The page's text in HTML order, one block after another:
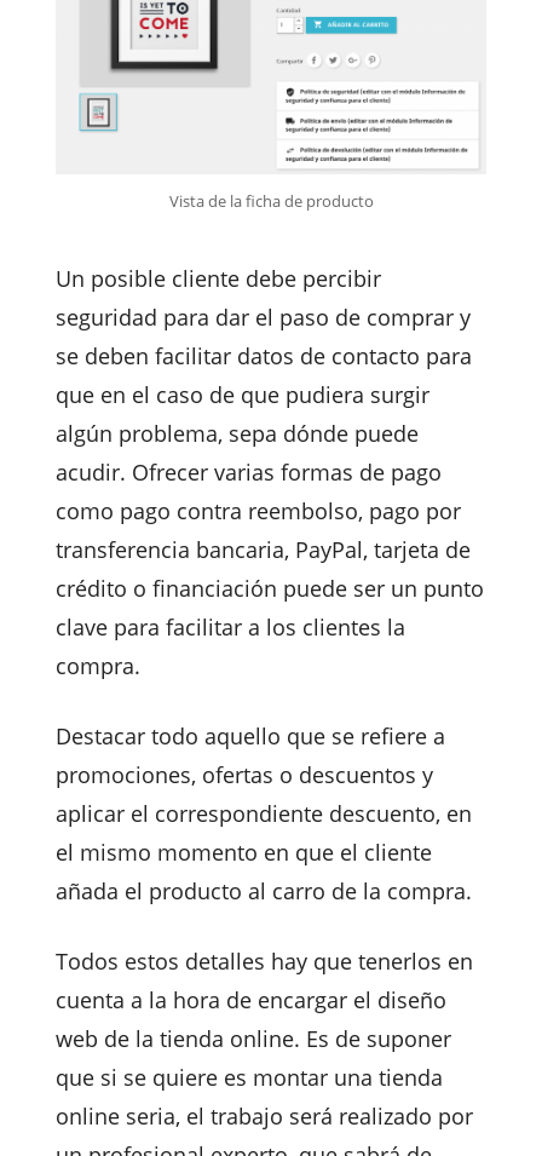
Vista de la ficha de producto
Un posible cliente debe percibir
seguridad para dar el paso de comprar y
se deben facilitar datos de contacto para
que en el caso de que pudiera surgir
algún problema, sepa dónde puede
acudir. Ofrecer varias formas de pago
como pago contra reembolso, pago por
transferencia bancaria, PayPal, tarjeta de
crédito o financiación puede ser un punto
clave para facilitar a los clientes la
compra.
Destacar todo aquello que se refiere a
promociones, ofertas o descuentos y
aplicar el correspondiente descuento, en
el mismo momento en que el cliente
añada el producto al carro de la compra.
Todos estos detalles hay que tenerlos en
cuenta a la hora de encargar el diseño
web de la tienda online. Es de suponer
que si se quiere es montar una tienda
online seria, el trabajo será realizado por